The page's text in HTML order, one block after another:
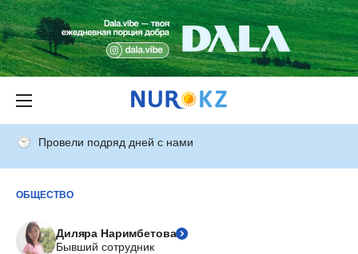
Провели подряд дней с нами
ОБЩЕСТВО
Диляра Наримбетова
Бывший сотрудник